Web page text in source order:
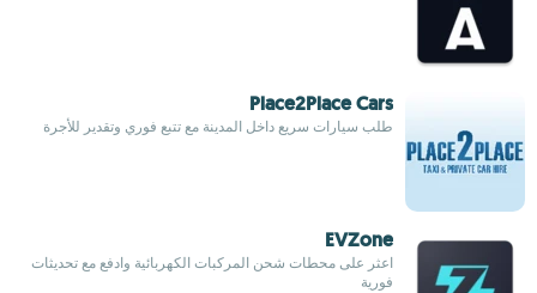
Place2Place Cars
طلب سيارات سريع داخل المدينة مع تتبع فوري وتقدير للأجرة
EVZone
اعثر على محطات شحن المركبات الكهربائية وادفع مع تحديثات
فورية